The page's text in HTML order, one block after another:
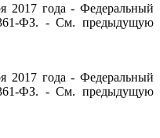
2017 года - Федеральный
ФЗ. - См. предыдущую
2017 года - Федеральный
ФЗ. - См. предыдущую